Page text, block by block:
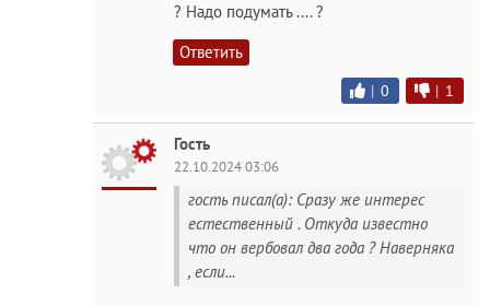
? Надо подумать .... ?
Ответить
| 0 | 1
Гость
22.10.2024 03:06
гость писал(а): Сразу же интерес
естественный . Откуда известно
что он вербовал два года ? Наверняка
, если...